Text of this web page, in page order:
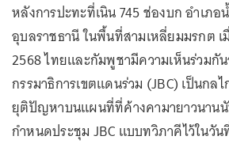
หลังการปะทะที่เนิน 745 ช่องบก อำเภอ
อุบลราชธานี ในพื้นที่สามเหลี่ยมมรกต
2568 ไทยและกัมพูชามีความเห็นร่วมกั
กรรมาธิการเขตแดนร่วม (JBC) เป็นกล
ยุติปัญหาบนแผนที่ที่ค้างคามายาวนาน
กำหนดประชุม JBC แบบทวิภาคีไว้ในวั